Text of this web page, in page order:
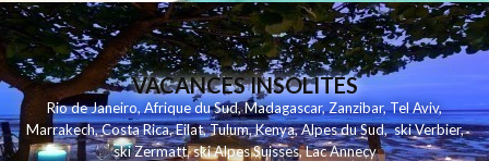
VACANCES INSOLITES
Rio de Janeiro,Afrique du Sud,Madagascar,Zanzibar,Tel Aviv,
Marrakech,Costa Rica,Eilat,Tulum,Kenya,Alpes du Sud,ski Verbier,
ski Zermatt,ski Alpes Suisses,Lac Annecy